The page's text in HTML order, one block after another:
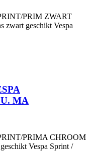
PRIM ZWART
zwart geschikt Vespa
MA
PRIMA CHROOM
Vespa Sprint /